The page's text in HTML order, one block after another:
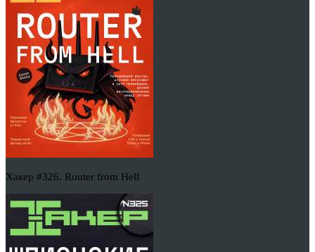
Хакер #326. Router from Hell